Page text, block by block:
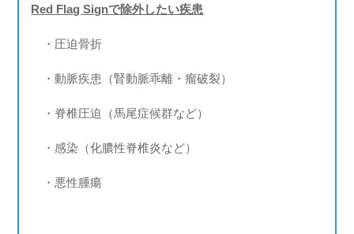
Red Flag Signで除外したい疾患
・圧迫骨折
・動脈疾患（腎動脈乖離・瘤破裂）
・脊椎圧迫（馬尾症候群など）
・感染（化膿性脊椎炎など）
・悪性腫瘍